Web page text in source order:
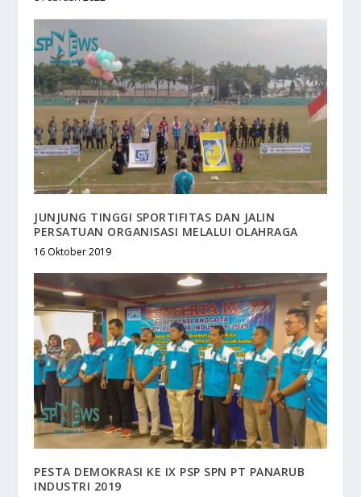
JUNJUNG TINGGI SPORTIFITAS DAN JALIN
PERSATUAN ORGANISASI MELALUI OLAHRAGA
16 Oktober 2019
PESTA DEMOKRASI KE IX PSP SPN PT PANARUB
INDUSTRI 2019